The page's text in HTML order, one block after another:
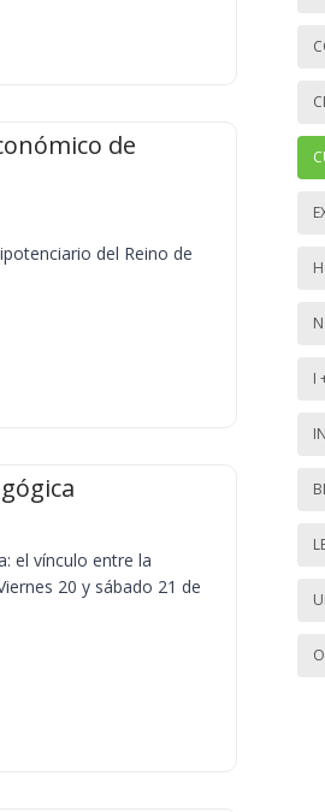
de
del Reino de
el vínculo entre la
20 y sábado 21 de
I